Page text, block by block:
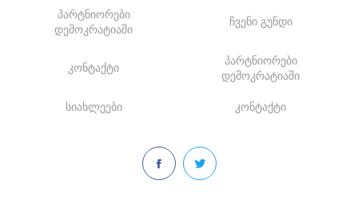
პარტნიორები
დემოკრატიაში
ჩვენი გუნდი
კონტაქტი
პარტნიორები
დემოკრატიაში
სიახლეები კონტაქტი